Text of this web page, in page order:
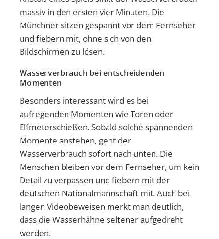
massiv in den ersten vier Minuten. Die
Münchner sitzen gespannt vor dem Fernseher
und fiebern mit, ohne sich von den
Bildschirmen zu lösen.
Wasserverbrauch bei entscheidenden
Momenten
Besonders interessant wird es bei
aufregenden Momenten wie Toren oder
Elfmeterschießen. Sobald solche spannenden
Momente anstehen, geht der
Wasserverbrauch sofort nach unten. Die
Menschen bleiben vor dem Fernseher, um kein
Detail zu verpassen und fiebern mit der
deutschen Nationalmannschaft mit. Auch bei
langen Videobeweisen merkt man deutlich,
dass die Wasserhähne seltener aufgedreht
werden.